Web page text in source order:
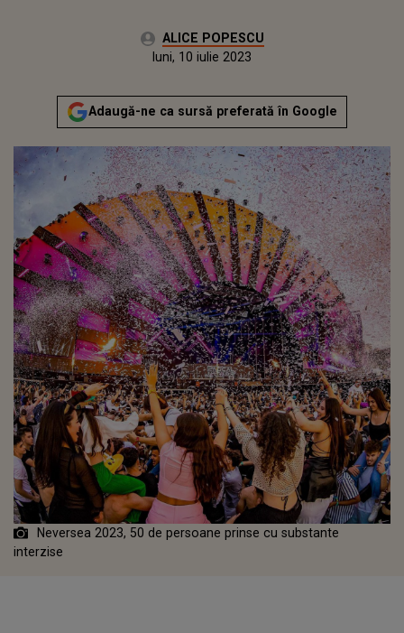
Autor:ALICE POPESCU
Publicat:
luni, 10 iulie 2023
Adaugă-ne ca sursă preferată în Google
Neversea 2023, 50 de persoane prinse cu substante
interzise